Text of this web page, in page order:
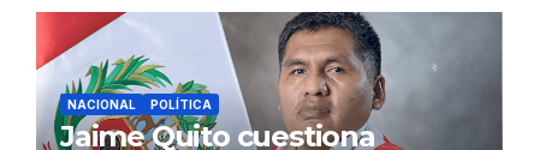
NACIONAL POLÍTICA
Jaime Quito cuestiona